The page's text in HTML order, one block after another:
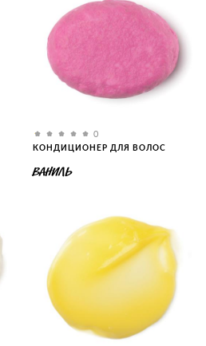
0
КОНДИЦИОНЕР ДЛЯ ВОЛОС
ВАНИЛЬ